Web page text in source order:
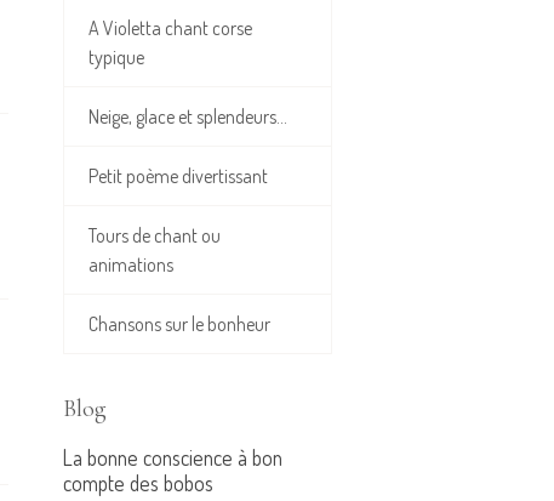
A Violetta chant corse
typique
Neige, glace et splendeurs...
Petit poème divertissant
Tours de chant ou
animations
Chansons sur le bonheur
Blog
La bonne conscience à bon
compte des bobos